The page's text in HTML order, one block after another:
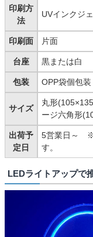
印刷方
法
UVインクジ
印刷面 片面
台座 黒または白
包装 OPP袋個包
サイズ
丸形
ージ六角形
出荷予
定日
5営業日～ ※
す。
LEDライトアップで